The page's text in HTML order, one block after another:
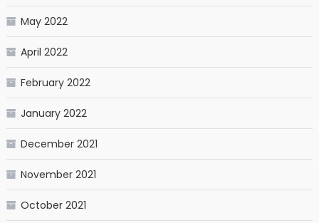
May 2022
April 2022
February 2022
January 2022
December 2021
November 2021
October 2021